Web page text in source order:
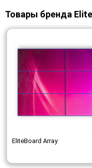
Товары бренда
EliteBoard Array